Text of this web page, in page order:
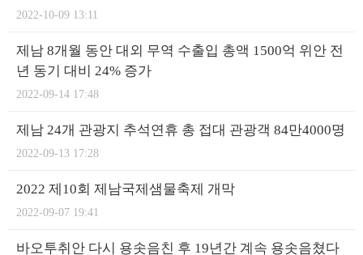
2022-10-09 13:11
제남 8개월 동안 대외 무역 수출입 총액 1500억 위안 전
년 동기 대비 24% 증가
2022-09-14 17:48
제남 24개 관광지 추석연휴 총 접대 관광객 84만4000명
2022-09-13 17:28
2022 제10회 제남국제샘물축제 개막
2022-09-07 19:41
바오투취안 다시 용솟음친 후 19년간 계속 용솟음쳤다